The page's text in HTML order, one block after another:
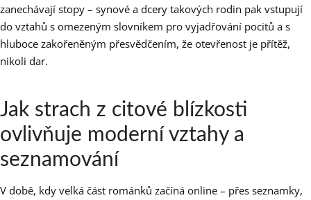
zanechávají stopy – synové a dcery takových rodin pak vstupují
do vztahů s omezeným slovníkem pro vyjadřování pocitů a s
hluboce zakořeněným přesvědčením, že otevřenost je přítěž,
nikoli dar.
Jak strach z citové blízkosti
ovlivňuje moderní vztahy a
seznamování
V době, kdy velká část románků začíná online – přes seznamky,